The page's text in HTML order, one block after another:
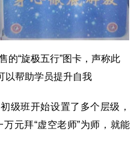
的“旋极五行”图卡，声称此
以帮助学员提升自我
级班开始设置了多个层级，
元拜“虚空老师”为师，就能